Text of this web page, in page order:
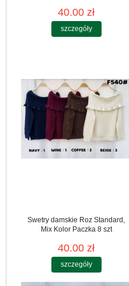
40.00 zł
szczegóły
Swetry damskie Roz Standard,
Mix Kolor Paczka 8 szt
40.00 zł
szczegóły